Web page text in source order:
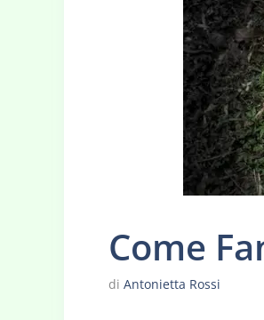
Come
di Antonietta Rossi